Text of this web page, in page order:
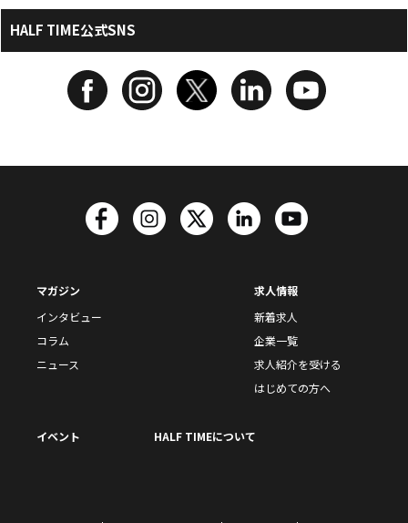
HALF TIME公式SNS
マガジン
インタビュー
コラム
ニュース
求人情報
新着求人
企業一覧
求人紹介を受ける
はじめての方へ
イベント HALF TIMEについて